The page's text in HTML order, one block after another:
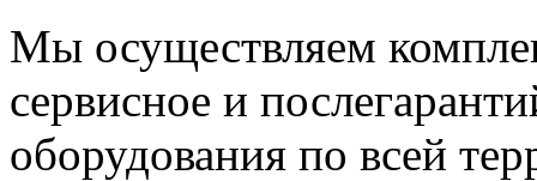
Мы осуществляем
сервисное и
оборудования по всей